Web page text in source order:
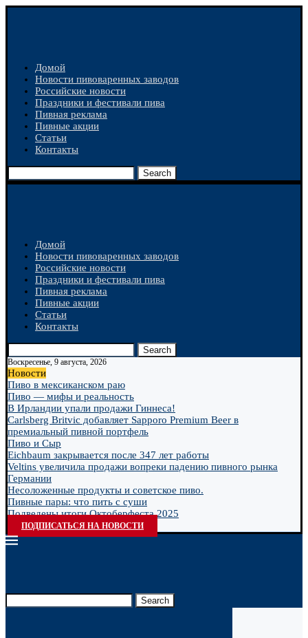
Домой
Новости пивоваренных заводов
Российские новости
Праздники и фестивали пива
Пивная реклама
Пивные акции
Статьи
Контакты
Search
Домой
Новости пивоваренных заводов
Российские новости
Праздники и фестивали пива
Пивная реклама
Пивные акции
Статьи
Контакты
Search
Воскресенье, 9 августа, 2026
Новости
Пиво в мексиканском раю
Пиво — мифы и реальность
В Ирландии упали продажи Гиннеса!
Carlsberg Britvic добавляет Sapporo Premium Beer в
премиальный пивной портфель
Пиво и Сыр
Eichbaum закрывается после 347 лет работы
Veltins увеличила продажи вопреки падению пивного рынка
Германии
Несоложенные продукты и советское пиво.
Пивные пары: что пить с суши
Подведены итоги Октоберфеста 2025
ПОДПИСАТЬСЯ НА НОВОСТИ
Search